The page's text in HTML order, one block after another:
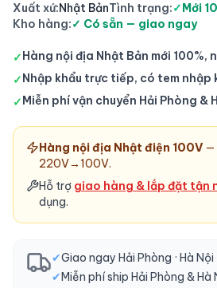
Xuất xứ:Nhật BảnTình trạng:✓Mới
Kho hàng:✓ Có sẵn — giao ngay
✓Hàng nội địa Nhật Bản mới 100%,
✓Nhập khẩu trực tiếp, có tem nhập
✓Miễn phí vận chuyển Hải Phòng &
Hàng nội địa Nhật điện 100V —
220V→100V.
Hỗ trợ giao hàng & lắp đặt tận
dụng.
✔Giao ngay Hải Phòng · Hà
✔Miễn phí ship Hải Phòng & Hà